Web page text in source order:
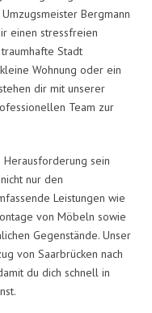
Bergmann
einen stressfreien
Stadt
Wohnung oder ein
dir mit unserer
Team zur
sein
nur den
Leistungen wie
von Möbeln sowie
Gegenstände. Unser
von Saarbrücken nach
du dich schnell in